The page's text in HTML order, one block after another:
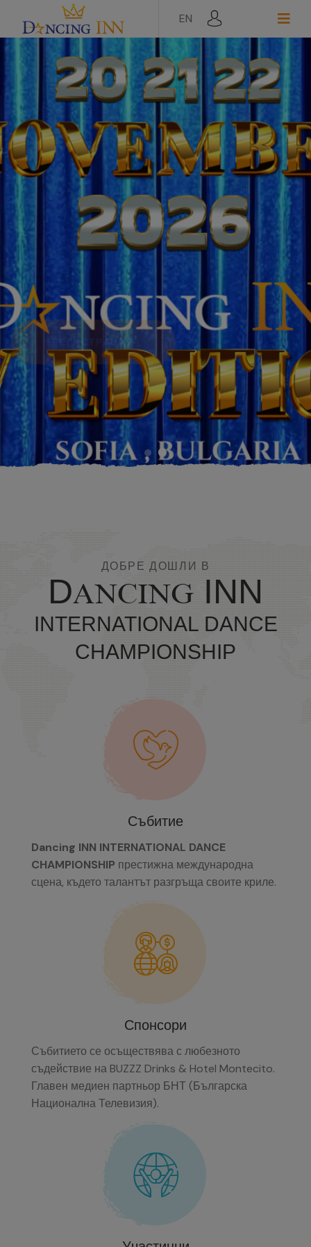
EN
РЕГИСТРАЦИЯ
РЕГИСТРАЦИЯ
ДОБРЕ ДОШЛИ В
DANCING INN
INTERNATIONAL DANCE
CHAMPIONSHIP
Събитие
Dancing INN INTERNATIONAL DANCE
CHAMPIONSHIP престижна международна
сцена, където талантът разгръща своите криле.
Спонсори
Събитието се осъществява с любезното
съдействие на BUZZZ Drinks & Hotel Montecito.
Главен медиен партньор БНТ (Българска
Национална Телевизия).